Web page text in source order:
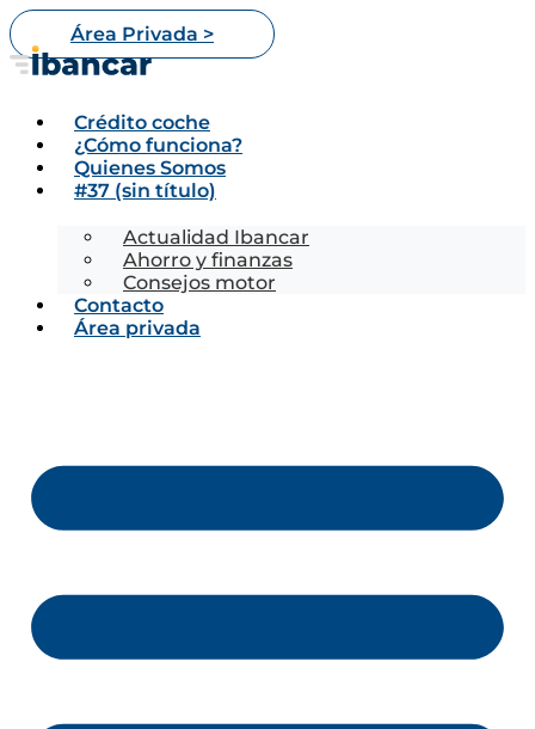
Área Privada >
Crédito coche
¿Cómo funciona?
Quienes Somos
#37 (sin título)
Actualidad Ibancar
Ahorro y finanzas
Consejos motor
Contacto
Área privada